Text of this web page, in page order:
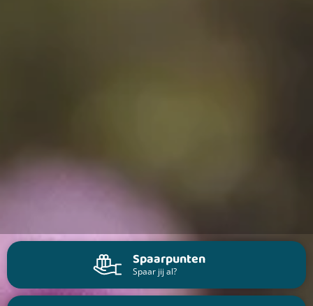
Spaarpunten
Spaar jij al?